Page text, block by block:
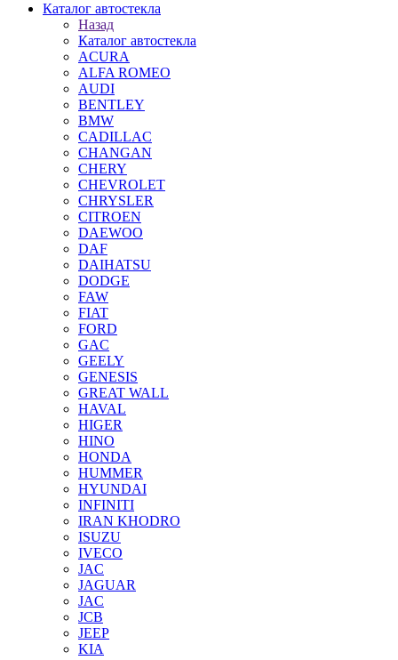
Каталог автостекла
Назад
Каталог автостекла
ACURA
ALFA ROMEO
AUDI
BENTLEY
BMW
CADILLAC
CHANGAN
CHERY
CHEVROLET
CHRYSLER
CITROEN
DAEWOO
DAF
DAIHATSU
DODGE
FAW
FIAT
FORD
GAC
GEELY
GENESIS
GREAT WALL
HAVAL
HIGER
HINO
HONDA
HUMMER
HYUNDAI
INFINITI
IRAN KHODRO
ISUZU
IVECO
JAC
JAGUAR
JAС
JCB
JEEP
KIA